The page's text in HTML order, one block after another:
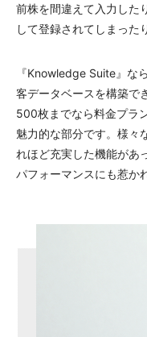
前株を間違えて入力した
して登録されてしまった
『Knowledge Suite』な
客データベースを構築で
500枚までなら料金プラ
魅力的な部分です。様々
れほど充実した機能があ
パフォーマンスにも惹か